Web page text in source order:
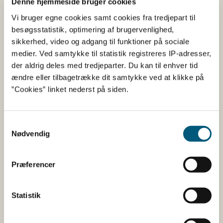
Vi bruger egne cookies samt cookies fra tredjepart til
besøgsstatistik, optimering af brugervenlighed,
sikkerhed, video og adgang til funktioner på sociale
medier. Ved samtykke til statistik registreres IP-adresser,
der aldrig deles med tredjeparter. Du kan til enhver tid
ændre eller tilbagetrække dit samtykke ved at klikke på
”Cookies” linket nederst på siden.
Nødvendig
Præferencer
Statistik
Tilsætningsstoffer og aromaer
Navn
Funktion af tilsætning
akaciagummi
Fortykningsmiddel
citronsyre
Surhedsregulerende middel
lecitin
steviolglykosider
Her kan du finde detaljerede